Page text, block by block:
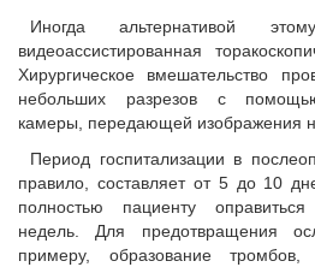
Иногда альтернативой
видеоассистированная
Хирургическое вмешательство
небольших разрезов с помощью
камеры, передающей изображения
Период госпитализации в
правило, составляет от 5 до 10
полностью пациенту оправиться
недель. Для предотвращения
примеру, образование тромбов,